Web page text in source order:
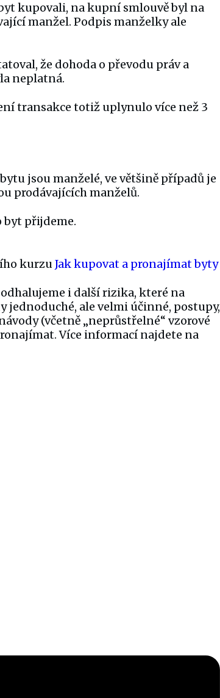
kupovali, na kupní smlouvě byl na
manžel. Podpis manželky ale
že dohoda o převodu práv a
neplatná.
transakce totiž uplynulo více než 3
jsou manželé, ve většině případů je
prodávajících manželů.
byt přijdeme.
kurzuJak kupovat a pronajímat byty
i další rizika, které na
ale velmi účinné, postupy,
(včetně „neprůstřelné“ vzorové
Více informací najdete na